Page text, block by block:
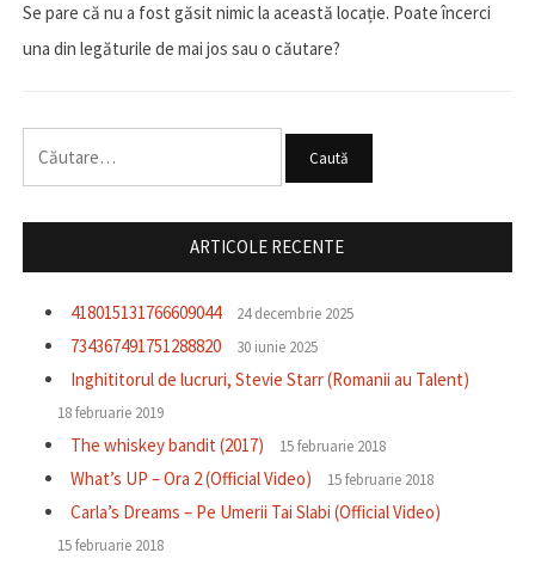
Se pare că nu a fost găsit nimic la această locație. Poate încerci
una din legăturile de mai jos sau o căutare?
ARTICOLE RECENTE
418015131766609044 24 decembrie 2025
734367491751288820 30 iunie 2025
Inghititorul de lucruri, Stevie Starr (Romanii au Talent)
18 februarie 2019
The whiskey bandit (2017) 15 februarie 2018
What’s UP – Ora 2 (Official Video) 15 februarie 2018
Carla’s Dreams – Pe Umerii Tai Slabi (Official Video)
15 februarie 2018